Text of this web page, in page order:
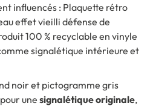
influencés : Plaquette rétro
effet vieilli défense de
100 % recyclable en vinyle
signalétique intérieure et
noir et pictogramme gris
unesignalétique originale,